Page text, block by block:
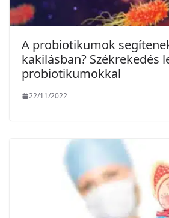
A probiotikumok
kakilásban? Székrekedés
probiotikumokkal
22/11/2022